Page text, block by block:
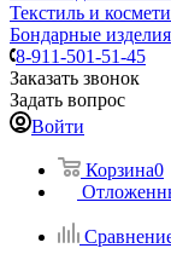
Текстиль и
Бондарные изделия
8-911-501-51-45
Заказать звонок
Задать вопрос
Войти
Корзина0